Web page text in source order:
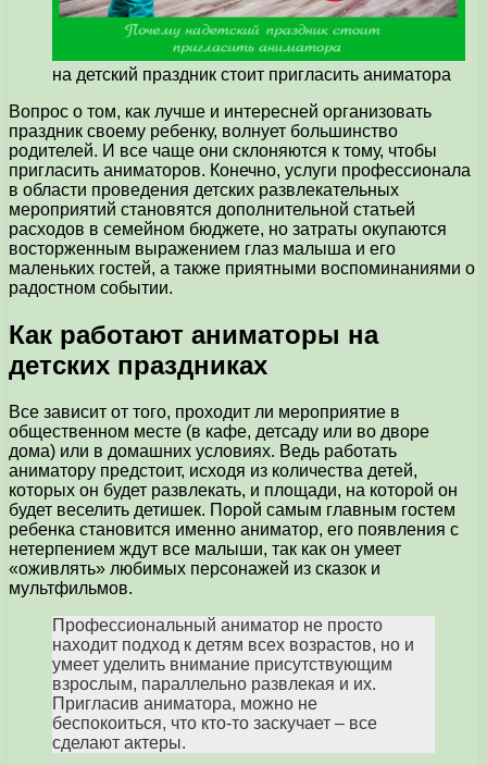
на детский праздник стоит пригласить аниматора
Вопрос о том, как лучше и интересней организовать
праздник своему ребенку, волнует большинство
родителей. И все чаще они склоняются к тому, чтобы
пригласить аниматоров. Конечно, услуги профессионала
в области проведения детских развлекательных
мероприятий становятся дополнительной статьей
расходов в семейном бюджете, но затраты окупаются
восторженным выражением глаз малыша и его
маленьких гостей, а также приятными воспоминаниями о
радостном событии.
Как работают аниматоры на
детских праздниках
Все зависит от того, проходит ли мероприятие в
общественном месте (в кафе, детсаду или во дворе
дома) или в домашних условиях. Ведь работать
аниматору предстоит, исходя из количества детей,
которых он будет развлекать, и площади, на которой он
будет веселить детишек. Порой самым главным гостем
ребенка становится именно аниматор, его появления с
нетерпением ждут все малыши, так как он умеет
«оживлять» любимых персонажей из сказок и
мультфильмов.
Профессиональный аниматор не просто
находит подход к детям всех возрастов, но и
умеет уделить внимание присутствующим
взрослым, параллельно развлекая и их.
Пригласив аниматора, можно не
беспокоиться, что кто-то заскучает – все
сделают актеры.